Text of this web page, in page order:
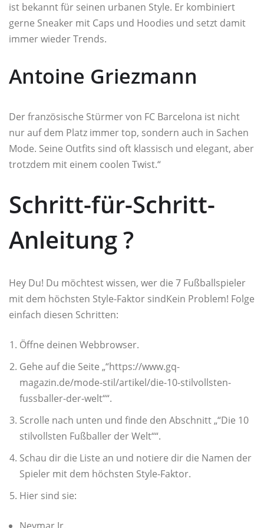
ist bekannt für seinen urbanen Style. Er kombiniert
gerne Sneaker mit Caps und Hoodies und setzt damit
immer wieder Trends.
Antoine Griezmann
Der französische Stürmer von FC Barcelona ist nicht
nur auf dem Platz immer top, sondern auch in Sachen
Mode. Seine Outfits sind oft klassisch und elegant, aber
trotzdem mit einem coolen Twist.“
Schritt-für-Schritt-
Anleitung ?
Hey Du! Du möchtest wissen, wer die 7 Fußballspieler
mit dem höchsten Style-Faktor sindKein Problem! Folge
einfach diesen Schritten:
Öffne deinen Webbrowser.
Gehe auf die Seite „“https://www.gq-
magazin.de/mode-stil/artikel/die-10-stilvollsten-
fussballer-der-welt““.
Scrolle nach unten und finde den Abschnitt „“Die 10
stilvollsten Fußballer der Welt““.
Schau dir die Liste an und notiere dir die Namen der
Spieler mit dem höchsten Style-Faktor.
Hier sind sie: